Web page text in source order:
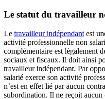
Le statut du travailleur
Le travailleur indépendant est
activité professionnelle non
complémentaire est légalement
sociaux et fiscaux. Il doit ainsi
travailleur indépendant. Par
salarié exerce son activité
n’est en effet lié par aucun
subordination. Il ne reçoit aucun